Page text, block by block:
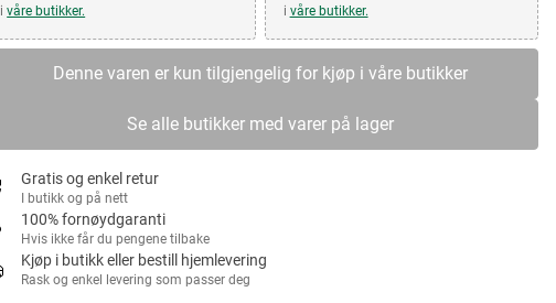
ivåre butikker.
i våre butikker.
Denne varen er kun tilgjengelig for kjøp i våre butikker
Se alle butikker med varer på lager
Gratis og enkel retur
I butikk og på nett
100% fornøydgaranti
Hvis ikke får du pengene tilbake
Kjøp i butikk eller bestill hjemlevering
Rask og enkel levering som passer deg